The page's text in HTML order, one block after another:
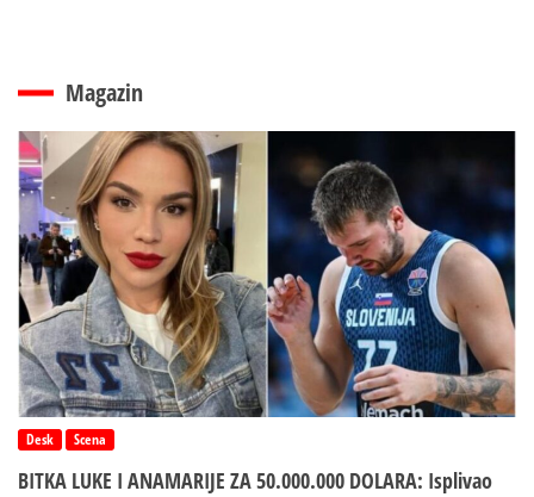
Magazin
Desk Scena
BITKA LUKE I ANAMARIJE ZA 50.000.000 DOLARA: Isplivao